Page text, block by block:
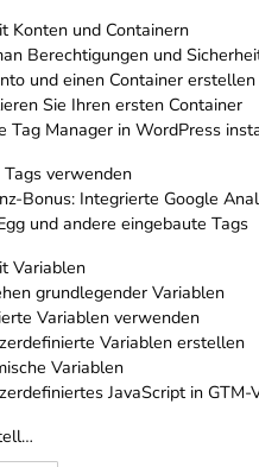
Konten und Containern
Berechtigungen und
und einen Container erstellen
Sie Ihren ersten Container
Tag Manager in WordPress
Tags verwenden
Bonus: Integrierte Google
und andere eingebaute Tags
Variablen
grundlegender Variablen
Variablen verwenden
Variablen erstellen
Variablen
JavaScript in GTM-